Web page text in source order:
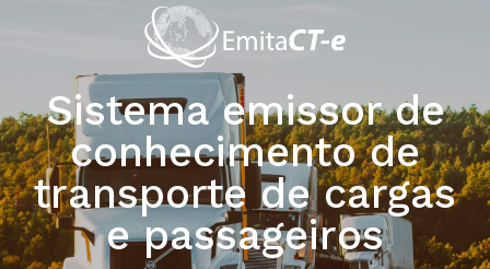
Sistema emissor de
conhecimento de
transporte de cargas
e passageiros